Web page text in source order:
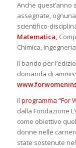
Anche
assegnate,
scientifico-
Matematica,
Chimica,
Il bando per
domanda di
Il programma “For
dalla Fondazione
come obiettivo
donne nelle
state sostenute